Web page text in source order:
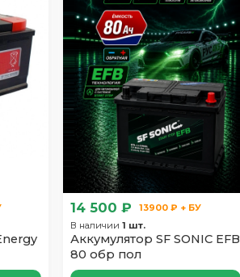
14 500 ₽
13900 ₽ + БУ
В наличии1 шт.
Аккумулятор SF SONIC EFB
80 обр пол